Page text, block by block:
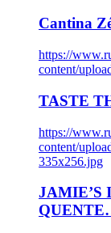
Cantina
https://
content/
TASTE
https://
content/
335x256.jpg
JAMIE’S